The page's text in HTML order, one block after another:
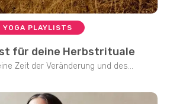
YOGA PLAYLISTS
für deine Herbstrituale
Zeit der Veränderung und des...